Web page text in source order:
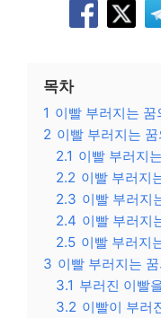
목차
1 이빨 부러지는 꿈
2 이빨 부러지는
2.1 이빨 부러지
2.2 이빨 부러지
2.3 이빨 부러지
2.4 이빨 부러지
2.5 이빨 부러지
3 이빨 부러지는
3.1 부러진 이빨
3.2 이빨이 부러